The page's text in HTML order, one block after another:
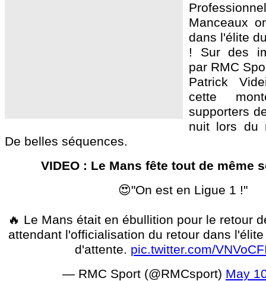
Manceaux
dans l'élite
! Sur des
par RMC
Patrick
cette
supporters
nuit lors du
De belles séquences.
VIDEO : Le Mans fête tout de même
😍"On est en Ligue 1 !"
🔥 Le Mans était en ébullition pour le retour
attendant l'officialisation du retour dans
d'attente. pic.twitter.com/
— RMC Sport (@RMCsport) May